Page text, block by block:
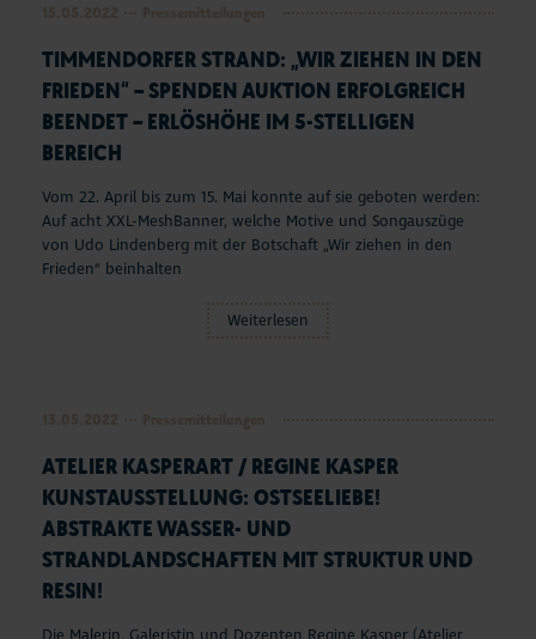
TIMMENDORFER STRAND: „WIR ZIEHEN IN DEN
FRIEDEN“ – SPENDEN AUKTION ERFOLGREICH
BEENDET – ERLÖSHÖHE IM 5-STELLIGEN
BEREICH
Vom 22. April bis zum 15. Mai konnte auf sie geboten werden:
Auf acht XXL-MeshBanner, welche Motive und Songauszüge
von Udo Lindenberg mit der Botschaft „Wir ziehen in den
Frieden“ beinhalten
Weiterlesen
ATELIER KASPERART / REGINE KASPER
KUNSTAUSSTELLUNG: OSTSEELIEBE!
ABSTRAKTE WASSER- UND
STRANDLANDSCHAFTEN MIT STRUKTUR UND
RESIN!
Die Malerin, Galeristin und Dozenten Regine Kasper (Atelier